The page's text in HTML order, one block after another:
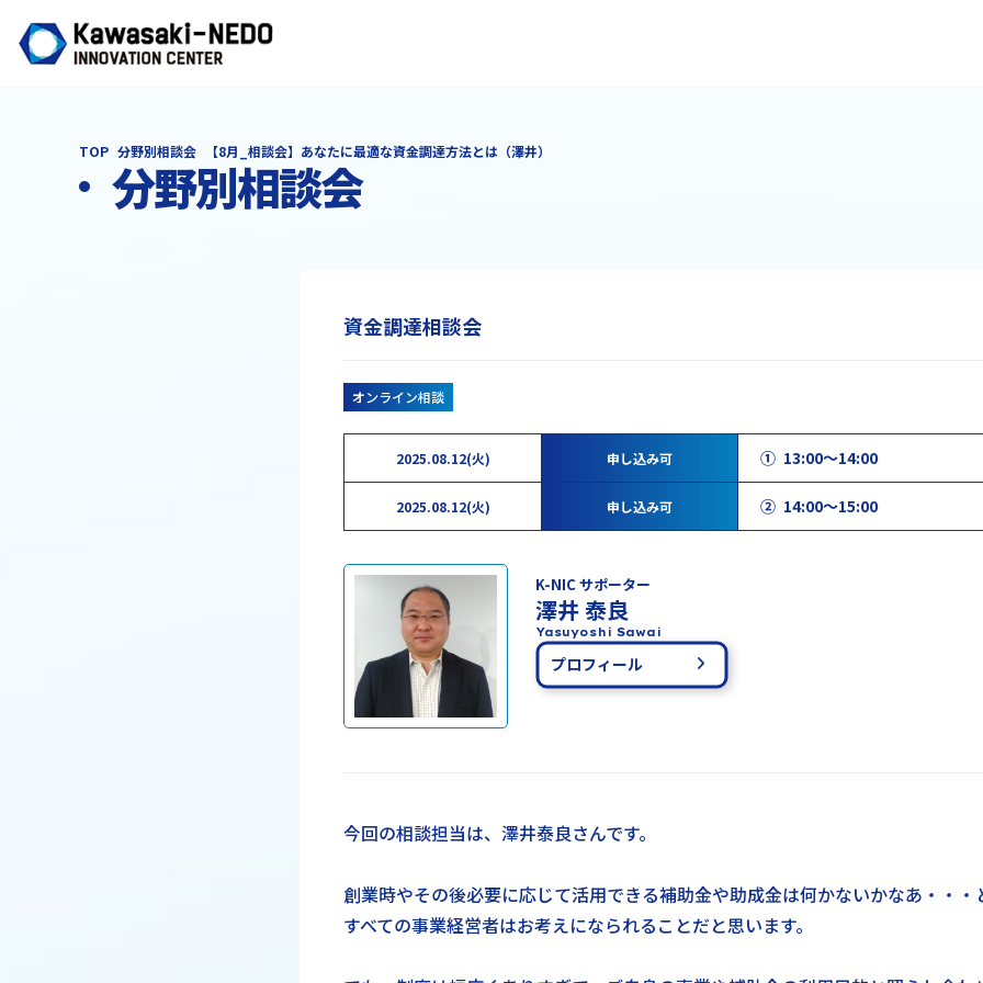
TOP 分野別相談会 【8月_相談会】あなたに最適な資金調達方法とは（澤井）
分野別相談会
資金調達相談会
オンライン相談
2025.08.12(火) 申し込み可 ① 13:00～14:00
2025.08.12(火) 申し込み可 ② 14:00～15:00
K-NIC サポーター
澤井 泰良
Yasuyoshi Sawai
プロフィール
今回の相談担当は、澤井泰良さんです。
創業時やその後必要に応じて活用できる補助金や助成金は何かないかなあ・・・
すべての事業経営者はお考えになられることだと思います。